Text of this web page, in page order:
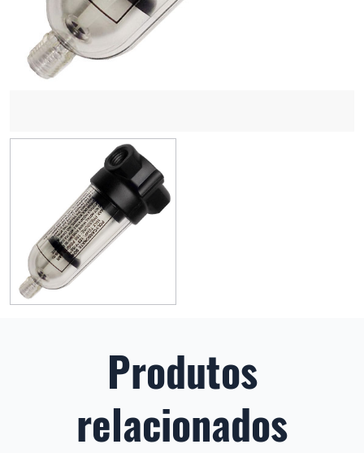
Produtos
relacionados